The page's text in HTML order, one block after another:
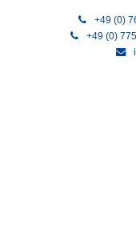
+49 (0)
+49 (0)